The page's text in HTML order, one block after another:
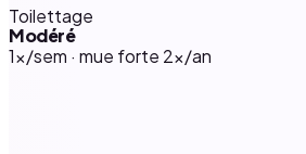
Toilettage
Modéré
1×/sem · mue forte 2×/an